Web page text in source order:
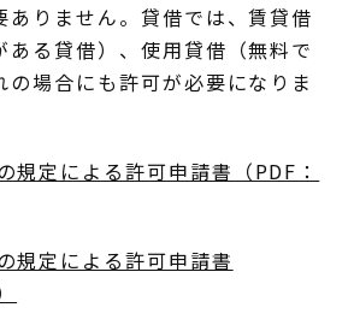
ありません。貸借では、賃貸借
ある貸借）、使用貸借（無料で
の場合にも許可が必要になりま
規定による許可申請書（PDF：
規定による許可申請書